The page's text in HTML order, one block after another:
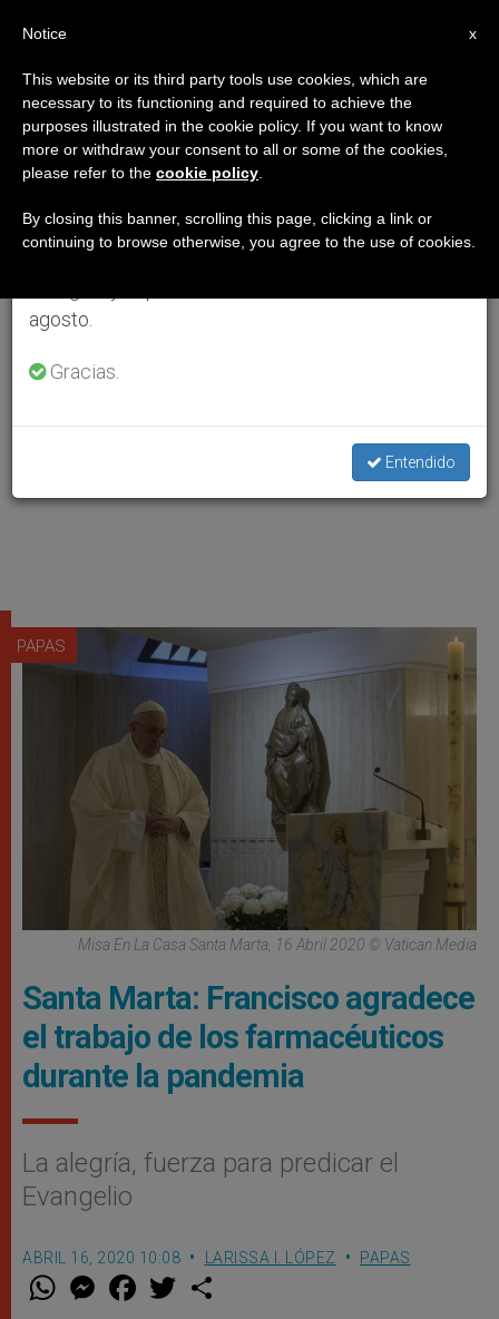
PAPAS
Misa En La Casa Santa Marta, 16 Abril 2020 © Vatican Media
Santa Marta: Francisco agradece
el trabajo de los farmacéuticos
durante la pandemia
La alegría, fuerza para predicar el
Evangelio
ABRIL 16, 2020 10:08 LARISSA I. LÓPEZ PAPAS
W M
e
F
a w
×
Aviso importante
Del 27 de julio al 7 de agosto haremos la pausa
anual, aprovechando que en el periodo de verano
se generan menos informaciones y también el
agosto.
Gracias.
Entendido
x
Notice
This website or its third party tools use cookies, which are
necessary to its functioning and required to achieve the
purposes illustrated in the cookie policy. If you want to know
more or withdraw your consent to all or some of the cookies,
please refer to the cookie policy
By closing this banner, scrolling this page, clicking a link or
continuing to browse otherwise, you agree to the use of cookies.